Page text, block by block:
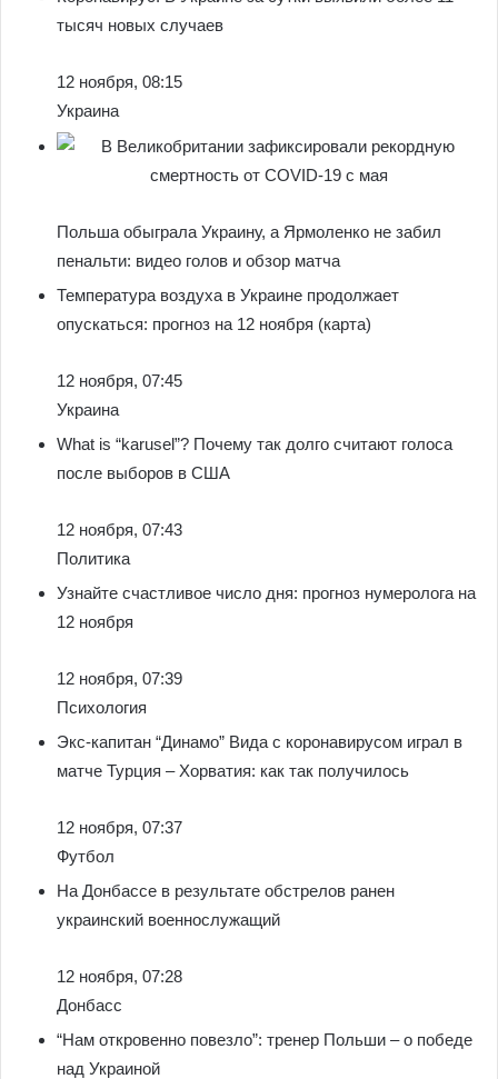
тысяч новых случаев
12 ноября, 08:15
Украина
Польша обыграла Украину, а Ярмоленко не забил
пенальти: видео голов и обзор матча
Температура воздуха в Украине продолжает
опускаться: прогноз на 12 ноября (карта)
12 ноября, 07:45
Украина
What is “karusel”? Почему так долго считают голоса
после выборов в США
12 ноября, 07:43
Политика
Узнайте счастливое число дня: прогноз нумеролога на
12 ноября
12 ноября, 07:39
Психология
Экс-капитан “Динамо” Вида с коронавирусом играл в
матче Турция – Хорватия: как так получилось
12 ноября, 07:37
Футбол
На Донбассе в результате обстрелов ранен
украинский военнослужащий
12 ноября, 07:28
Донбасс
“Нам откровенно повезло”: тренер Польши – о победе
над Украиной